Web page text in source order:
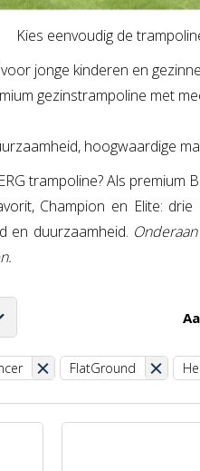
Kies eenvoudig de
jonge kinderen en
gezinstrampoline met
hoogwaardige
trampoline? Als premium
Champion en Elite:
en duurzaamheid.
FlatGround